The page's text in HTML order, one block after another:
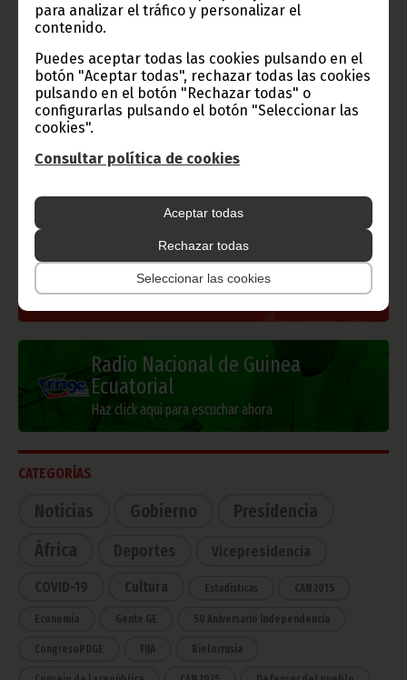
para analizar el tráfico y personalizar el
contenido.
Puedes aceptar todas las cookies pulsando en el
botón "Aceptar todas", rechazar todas las cookies
pulsando en el botón "Rechazar todas" o
configurarlas pulsando el botón "Seleccionar las
cookies".
Consultar política de cookies
Aceptar todas
Rechazar todas
Seleccionar las cookies
Gobierno e Instituciones
Radio Nacional de Guinea
Ecuatorial
Haz click aquí para escuchar ahora
CATEGORÍAS
Noticias Gobierno
Presidencia
África
Deportes Vicepresidencia
COVID-19 Cultura Estadísticas CAN 2015
Economía Gente GE 50 Aniversario Independencia
CongresoPDGE FIJA Bielorrusia